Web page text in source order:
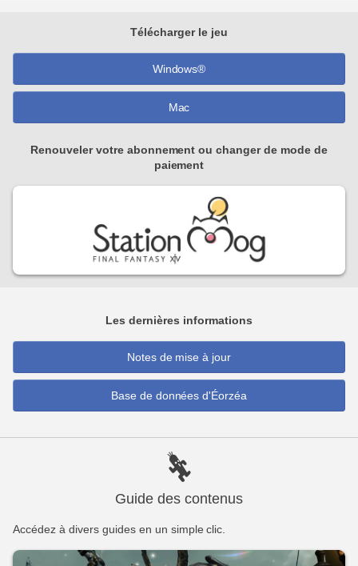
Télécharger le jeu
Windows®
Mac
Renouveler votre abonnement ou changer de mode de
paiement
Les dernières informations
Notes de mise à jour
Base de données d'Éorzéa
Guide des contenus
Accédez à divers guides en un simple clic.